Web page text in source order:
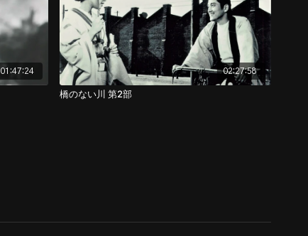
01:47:24 02:27:58
橋のない川 第2部